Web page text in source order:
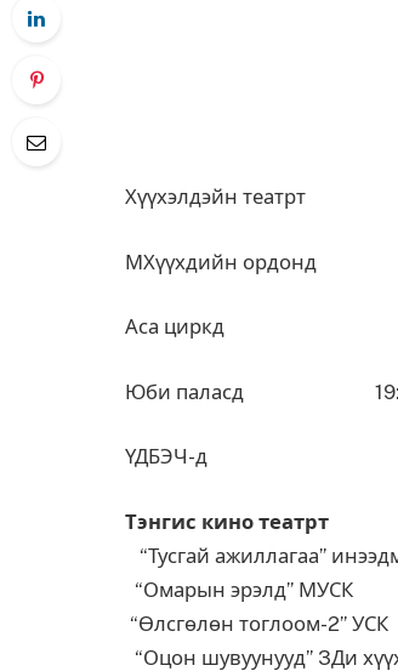
Хүүхэлдэйн театрт
МХүүхдийн ордонд
Аса циркд 12:00,
Юби паласд 19:00
ҮДБЭЧ-д 19:00 цагт
Тэнгис кино театрт
“Тусгай ажиллагаа”
“Омарын эрэлд” МУСК
“Өлсгөлөн тоглоом-2”
“Оцон шувуунууд” 3Ди